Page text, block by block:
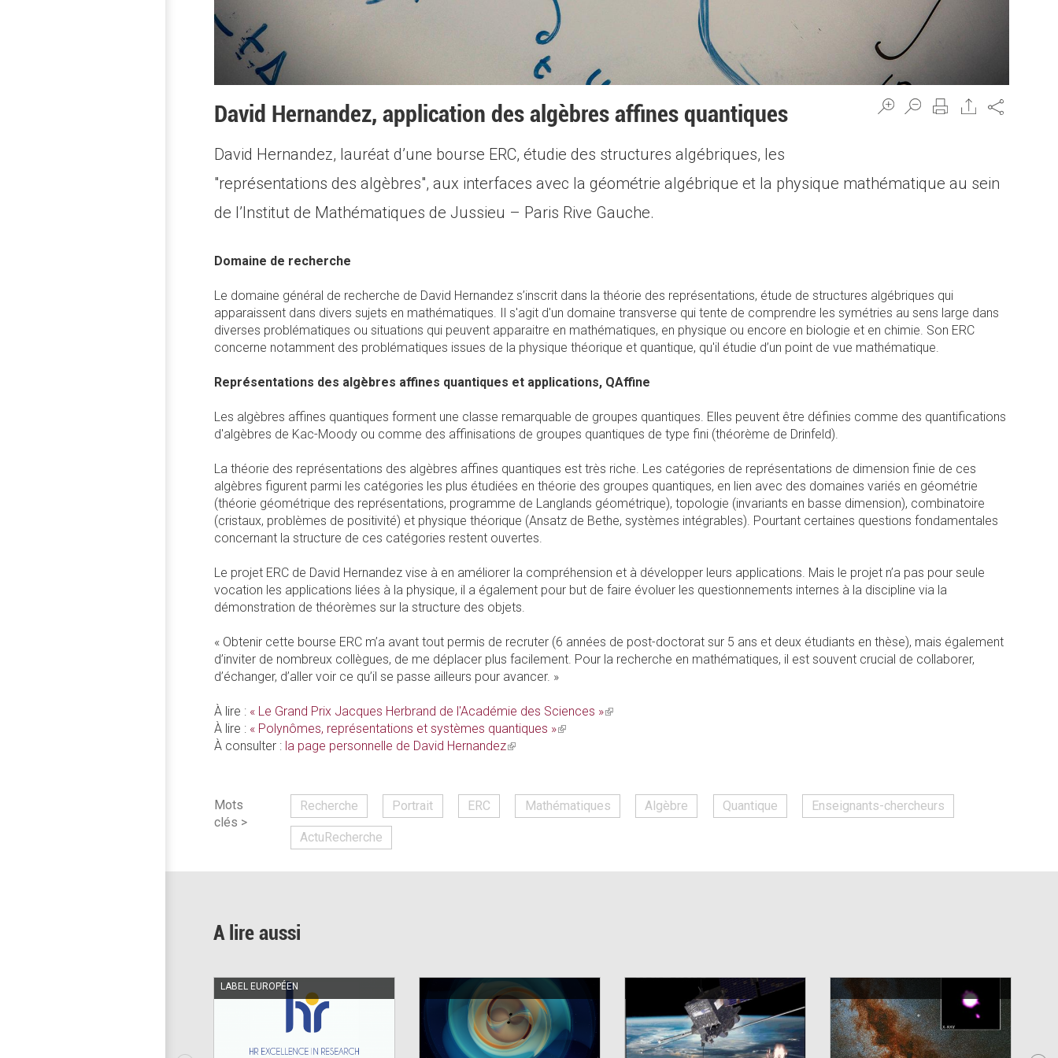
Share
David Hernandez, application des algèbres affines quantiques
David Hernandez, lauréat d’une bourse ERC, étudie des structures algébriques, les
"représentations des algèbres", aux interfaces avec la géométrie algébrique et la physique mathématique au sein
de l’Institut de Mathématiques de Jussieu – Paris Rive Gauche.
Domaine de recherche
Le domaine général de recherche de David Hernandez s’inscrit dans la théorie des représentations, étude de structures algébriques qui
apparaissent dans divers sujets en mathématiques. Il s'agit d'un domaine transverse qui tente de comprendre les symétries au sens large dans
diverses problématiques ou situations qui peuvent apparaitre en mathématiques, en physique ou encore en biologie et en chimie. Son ERC
concerne notamment des problématiques issues de la physique théorique et quantique, qu'il étudie d’un point de vue mathématique.
Représentations des algèbres affines quantiques et applications, QAffine
Les algèbres affines quantiques forment une classe remarquable de groupes quantiques. Elles peuvent être définies comme des quantifications
d'algèbres de Kac-Moody ou comme des affinisations de groupes quantiques de type fini (théorème de Drinfeld).
La théorie des représentations des algèbres affines quantiques est très riche. Les catégories de représentations de dimension finie de ces
algèbres figurent parmi les catégories les plus étudiées en théorie des groupes quantiques, en lien avec des domaines variés en géométrie
(théorie géométrique des représentations, programme de Langlands géométrique), topologie (invariants en basse dimension), combinatoire
(cristaux, problèmes de positivité) et physique théorique (Ansatz de Bethe, systèmes intégrables). Pourtant certaines questions fondamentales
concernant la structure de ces catégories restent ouvertes.
Le projet ERC de David Hernandez vise à en améliorer la compréhension et à développer leurs applications. Mais le projet n’a pas pour seule
vocation les applications liées à la physique, il a également pour but de faire évoluer les questionnements internes à la discipline via la
démonstration de théorèmes sur la structure des objets.
« Obtenir cette bourse ERC m’a avant tout permis de recruter (6 années de post-doctorat sur 5 ans et deux étudiants en thèse), mais également
d’inviter de nombreux collègues, de me déplacer plus facilement. Pour la recherche en mathématiques, il est souvent crucial de collaborer,
d’échanger, d’aller voir ce qu’il se passe ailleurs pour avancer. »
À lire : « Le Grand Prix Jacques Herbrand de l'Académie des Sciences »(link
À lire : « Polynômes, représentations et systèmes quantiques »(link
À consulter : la page personnelle de David Hernandez(link
Mots
clés >
Recherche Portrait ERC Mathématiques Algèbre Quantique Enseignants-chercheurs
ActuRecherche
A lire aussi
LABEL EUROPÉEN